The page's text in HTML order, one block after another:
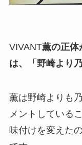
VIVANT薫の正体
は、「野崎より
薫は野崎よりも
メントしている
味付けを変えた